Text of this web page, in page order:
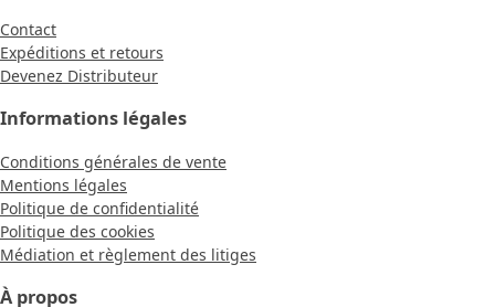
Contact
Expéditions et retours
Devenez Distributeur
Informations légales
Conditions générales de vente
Mentions légales
Politique de confidentialité
Politique des cookies
Médiation et règlement des litiges
À propos